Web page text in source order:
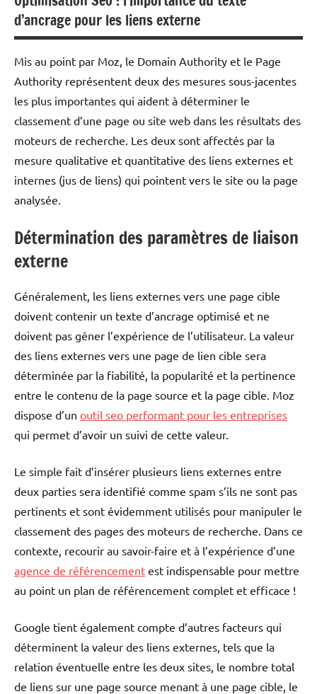
d’ancrage pour les liens externe
Mis au point par Moz, le Domain Authority et le Page
Authority représentent deux des mesures sous-jacentes
les plus importantes qui aident à déterminer le
classement d’une page ou site web dans les résultats des
moteurs de recherche. Les deux sont affectés par la
mesure qualitative et quantitative des liens externes et
internes (jus de liens) qui pointent vers le site ou la page
analysée.
Détermination des paramètres de liaison
externe
Généralement, les liens externes vers une page cible
doivent contenir un texte d’ancrage optimisé et ne
doivent pas gêner l’expérience de l’utilisateur. La valeur
des liens externes vers une page de lien cible sera
déterminée par la fiabilité, la popularité et la pertinence
entre le contenu de la page source et la page cible. Moz
dispose d’un outil seo performant pour les entreprises
qui permet d’avoir un suivi de cette valeur.
Le simple fait d’insérer plusieurs liens externes entre
deux parties sera identifié comme spam s’ils ne sont pas
pertinents et sont évidemment utilisés pour manipuler le
classement des pages des moteurs de recherche. Dans ce
contexte, recourir au savoir-faire et à l’expérience d’une
agence de référencement est indispensable pour mettre
au point un plan de référencement complet et efficace !
Google tient également compte d’autres facteurs qui
déterminent la valeur des liens externes, tels que la
relation éventuelle entre les deux sites, le nombre total
de liens sur une page source menant à une page cible, le